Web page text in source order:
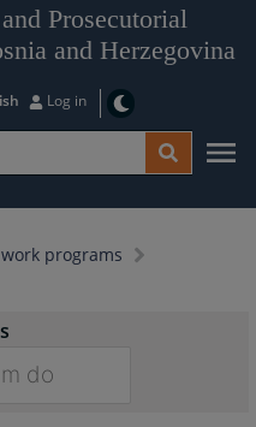
Prosecutorial
and Herzegovina
Log in
programs